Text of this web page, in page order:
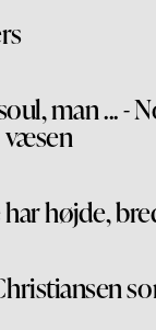
man ... -
højde,